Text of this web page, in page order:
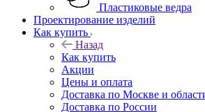
Пластиковые ведра
Проектирование изделий
Как купить
Назад
Как купить
Акции
Цены и оплата
Доставка по Москве и
Доставка по России